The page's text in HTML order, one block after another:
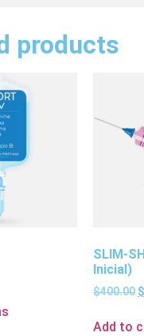
products
SLIM-
Inicial)
$400.00 $
Add to